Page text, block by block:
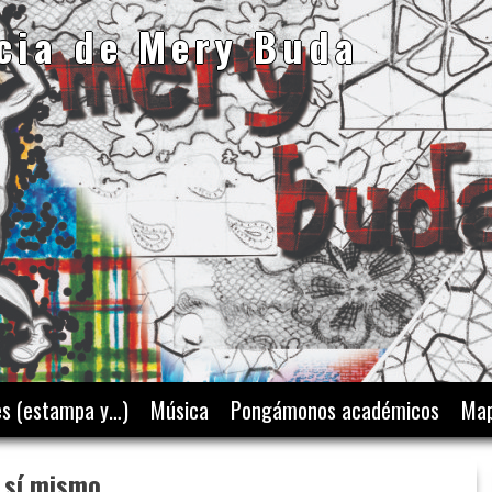
de Mery Buda
(estampa y…) Música Pongámonos académicos